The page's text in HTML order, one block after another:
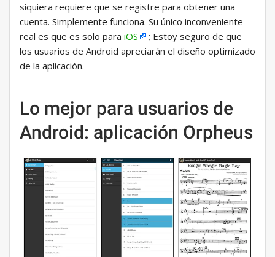
siquiera requiere que se registre para obtener una
cuenta. Simplemente funciona. Su único inconveniente
real es que es solo para iOS
; Estoy seguro de que
los usuarios de Android apreciarán el diseño optimizado
de la aplicación.
Lo mejor para usuarios de
Android: aplicación Orpheus